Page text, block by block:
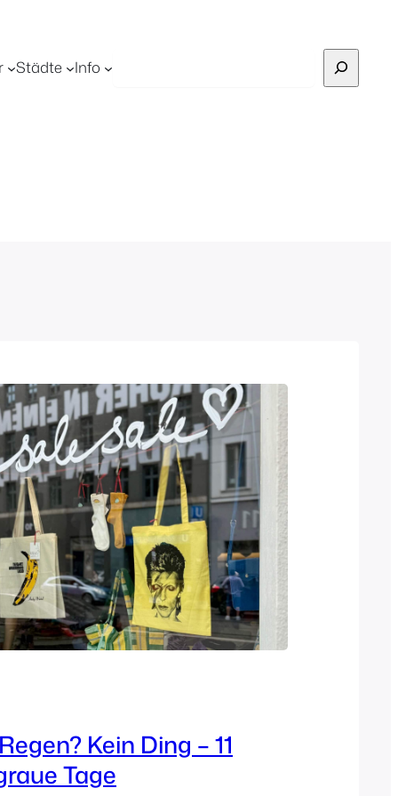
Städte Info
Kein Ding – 11
Tage